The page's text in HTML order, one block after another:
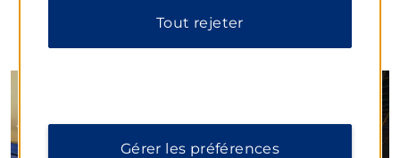
Tout rejeter
Gérer les préférences